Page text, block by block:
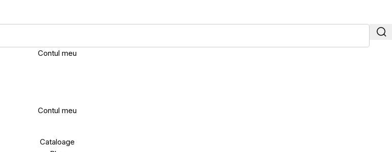
Contul meu
Contul meu
Cataloage